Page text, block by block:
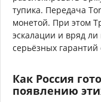
тупика. Передача
монетой. При этом
эскалации и вряд
серьёзных
Как Россия
появлению